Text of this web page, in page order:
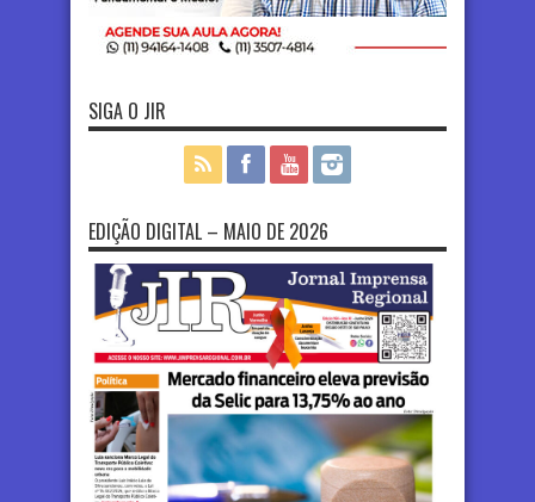
SIGA O JIR
EDIÇÃO DIGITAL – MAIO DE 2026